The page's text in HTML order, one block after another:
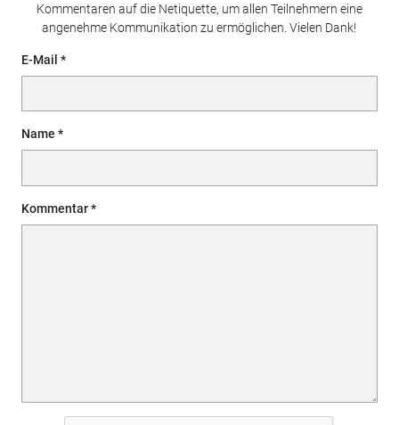
Kommentaren auf die Netiquette, um allen Teilnehmern eine
angenehme Kommunikation zu ermöglichen. Vielen Dank!
E-Mail
Name
Kommentar